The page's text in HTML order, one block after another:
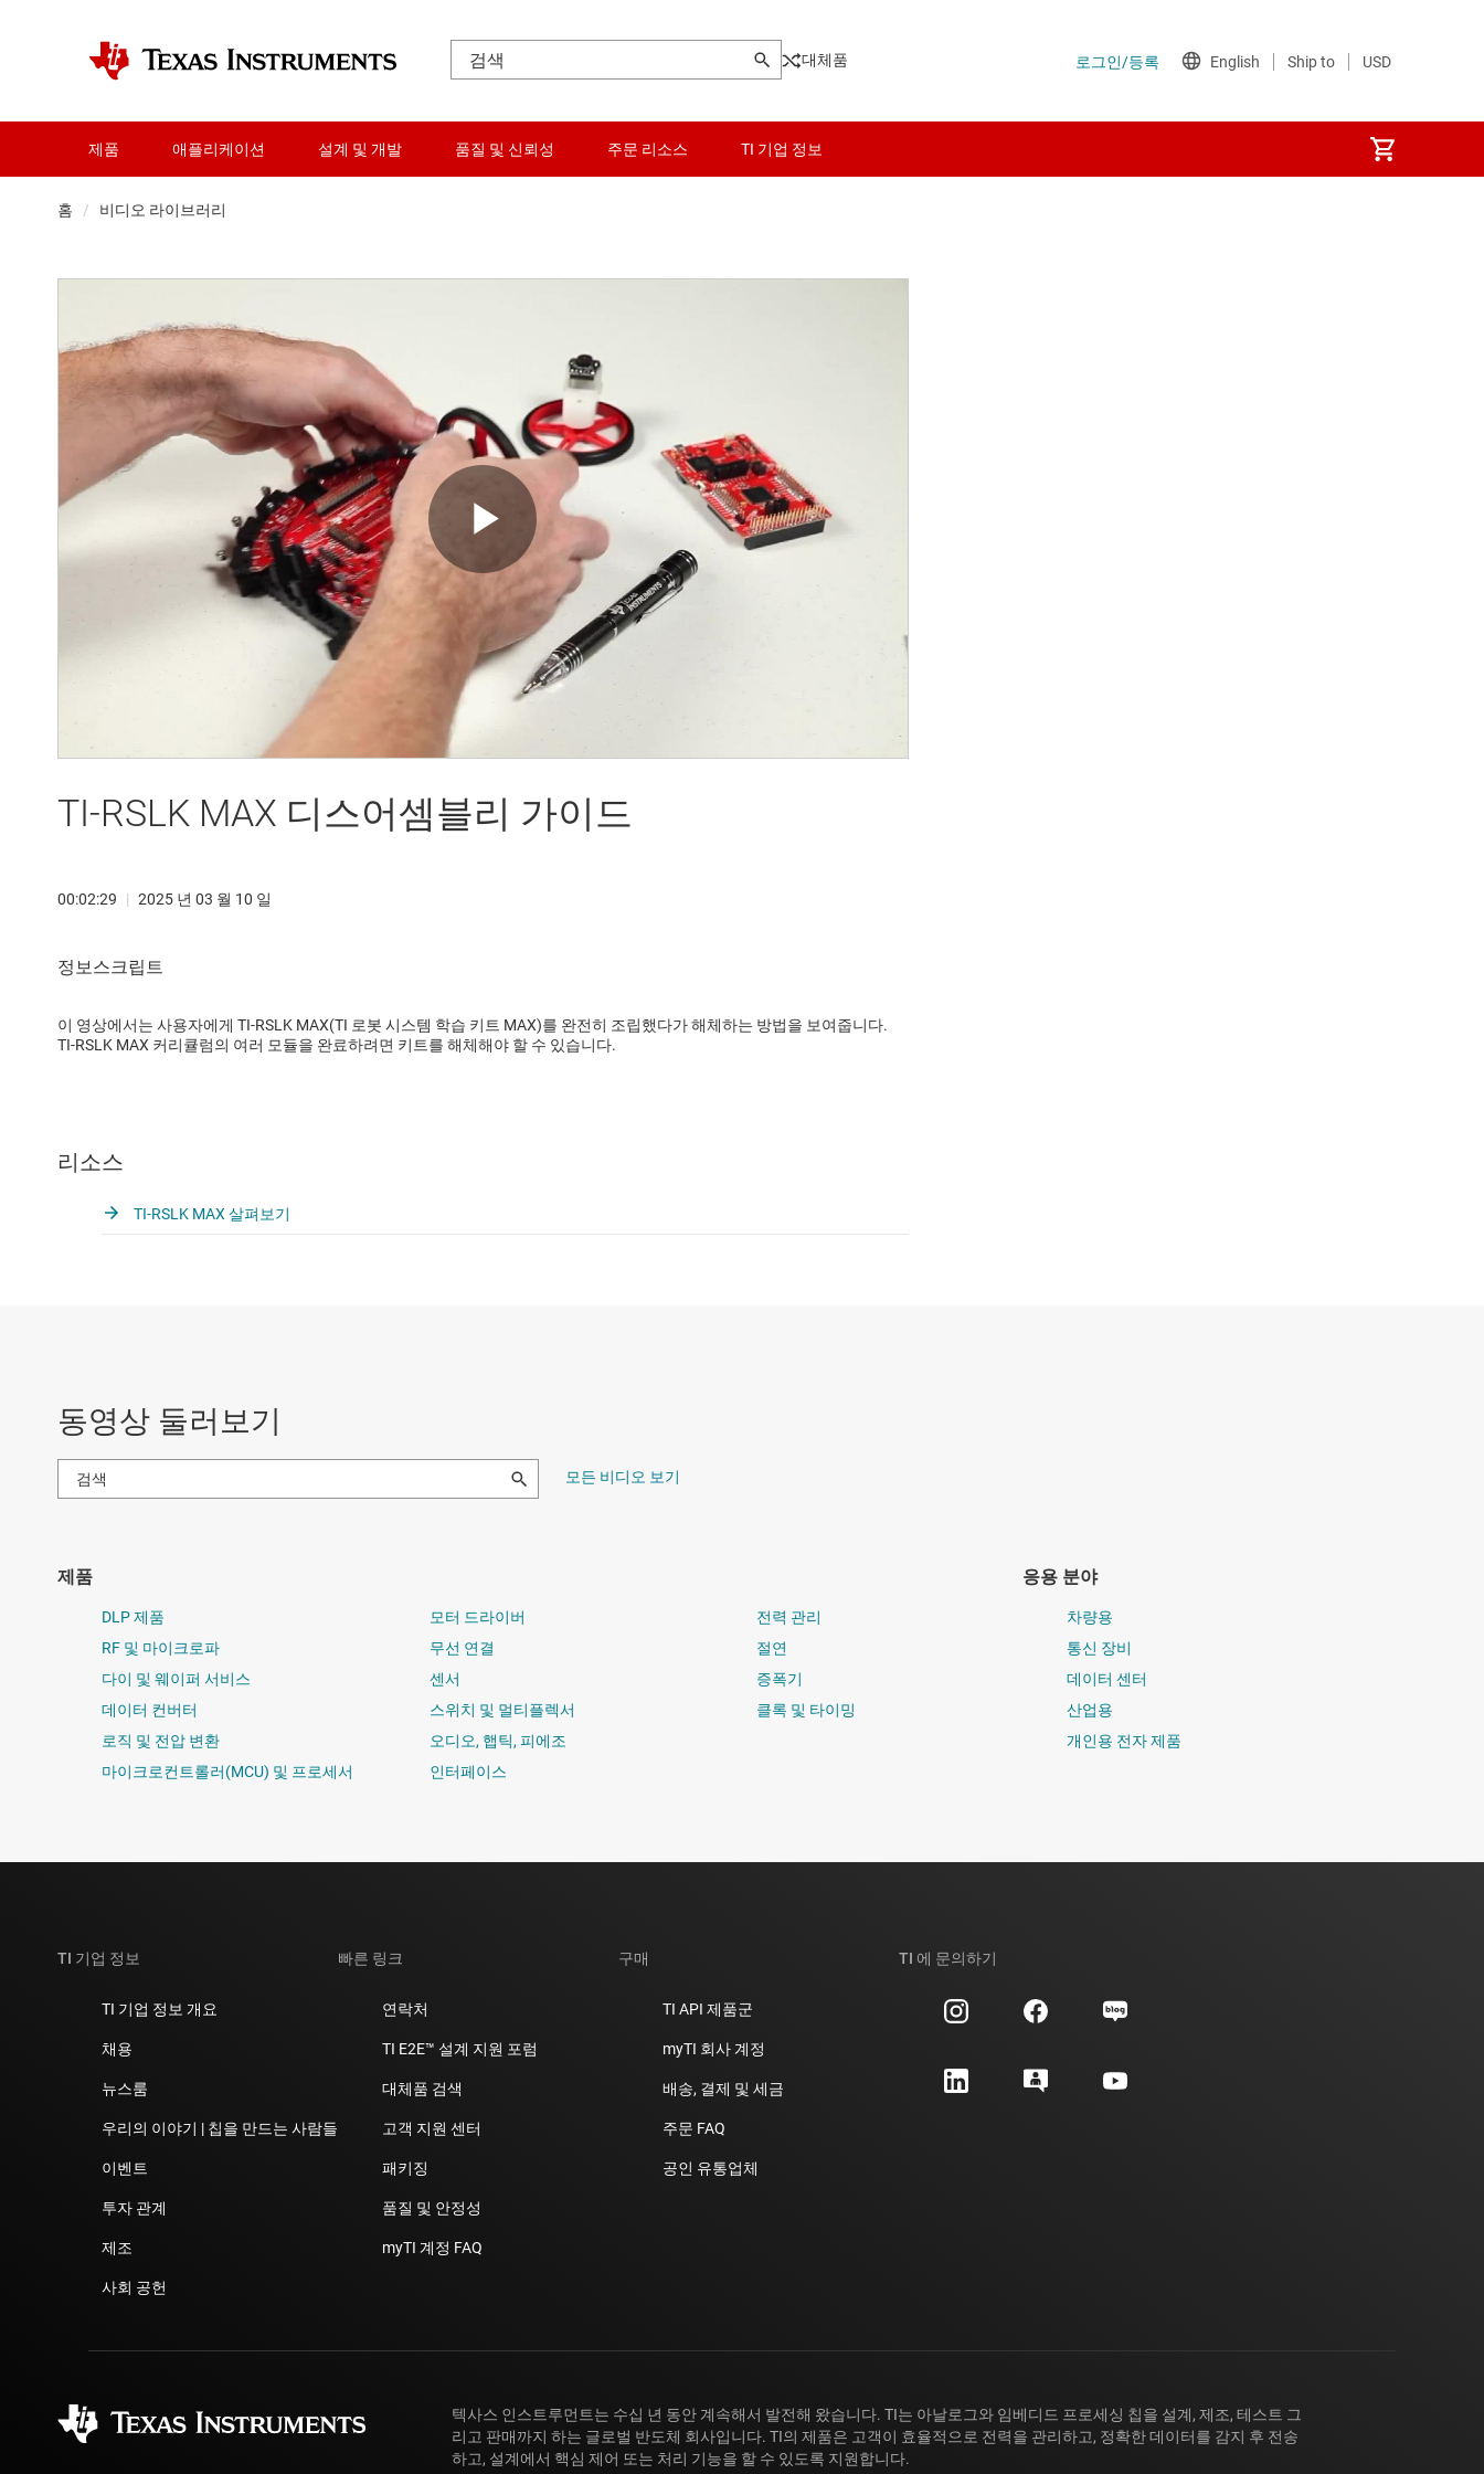
대체품
제품 애플리케이션 설계 및 개발 품질 및 신뢰성 주문 리소스 TI 기업 정보
홈 비디오 라이브러리
Play
Video
TI-RSLK MAX 디스어셈블리 가이드
00:02:29 | 2025 년 03 월 10 일
이 영상에서는 사용자에게 TI-RSLK MAX(TI 로봇 시스템 학습 키트 MAX)를 완전히 조립했다가 해체하는 방법을 보여줍니다.
TI-RSLK MAX 커리큘럼의 여러 모듈을 완료하려면 키트를 해체해야 할 수 있습니다.
리소스
TI-RSLK MAX 살펴보기
동영상 둘러보기
모든 비디오 보기
제품
DLP 제품
RF 및 마이크로파
다이 및 웨이퍼 서비스
데이터 컨버터
로직 및 전압 변환
마이크로컨트롤러(MCU) 및 프로세서
모터 드라이버
무선 연결
센서
스위치 및 멀티플렉서
오디오, 햅틱, 피에조
인터페이스
전력 관리
절연
증폭기
클록 및 타이밍
응용 분야
차량용
통신 장비
데이터 센터
산업용
개인용 전자 제품
TI 기업 정보
TI 기업 정보 개요
채용
뉴스룸
우리의 이야기 | 칩을 만드는 사람들
이벤트
투자 관계
제조
사회 공헌
빠른 링크
연락처
TI E2E™ 설계 지원 포럼
대체품 검색
고객 지원 센터
패키징
품질 및 안정성
myTI 계정 FAQ
구매
TI API 제품군
myTI 회사 계정
배송, 결제 및 세금
주문 FAQ
공인 유통업체
TI 에 문의하기
텍사스 인스트루먼트는 수십 년 동안 계속해서 발전해 왔습니다. TI는 아날로그와 임베디드 프로세싱 칩을 설계, 제조, 테스트 그
리고 판매까지 하는 글로벌 반도체 회사입니다. TI의 제품은 고객이 효율적으로 전력을 관리하고, 정확한 데이터를 감지 후 전송
하고, 설계에서 핵심 제어 또는 처리 기능을 할 수 있도록 지원합니다.